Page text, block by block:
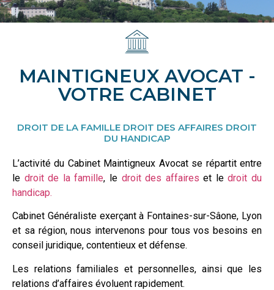
MAINTIGNEUX AVOCAT -
VOTRE CABINET
DROIT DE LA FAMILLE DROIT DES AFFAIRES DROIT
DU HANDICAP
L’activité du Cabinet Maintigneux Avocat se répartit entre
le droit de la famille, le droit des affaires et ledroit du
handicap.
Cabinet Généraliste exerçant à Fontaines-sur-Sâone, Lyon
et sa région, nous intervenons pour tous vos besoins en
conseil juridique, contentieux et défense.
Les relations familiales et personnelles, ainsi que les
relations d’affaires évoluent rapidement.